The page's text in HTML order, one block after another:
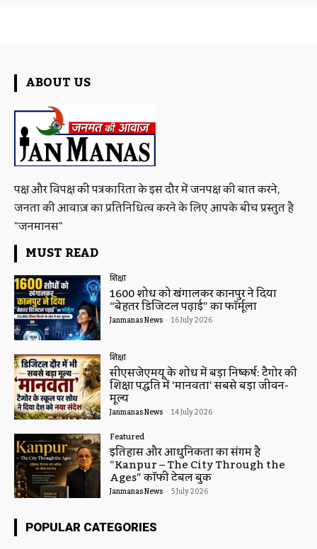
ABOUT US
पक्ष और विपक्ष की पत्रकारिता के इस दौर में जनपक्ष की बात करने,
जनता की आवाज़ का प्रतिनिधित्व करने के लिए आपके बीच प्रस्तुत है
"जनमानस"
MUST READ
शिक्षा
1600 शोधों को खंगालकर कानपुर ने दिया
“बेहतर डिजिटल पढ़ाई” का फॉर्मूला
Janmanas News - 16 July 2026
शिक्षा
सीएसजेएमयू के शोध में बड़ा निष्कर्ष: टैगोर की
शिक्षा पद्धति में ‘मानवता’ सबसे बड़ा जीवन-
मूल्य
Janmanas News - 14 July 2026
Featured
इतिहास और आधुनिकता का संगम है
“Kanpur – The City Through the
Ages” कॉफी टेबल बुक
Janmanas News - 5 July 2026
POPULAR CATEGORIES